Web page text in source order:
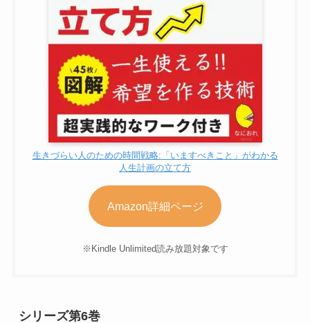
生きづらい人のための時間戦略:「いますべきこと」がわかる
人生計画の立て方
Amazon詳細ページ
※Kindle Unlimited読み放題対象です
シリーズ第6巻